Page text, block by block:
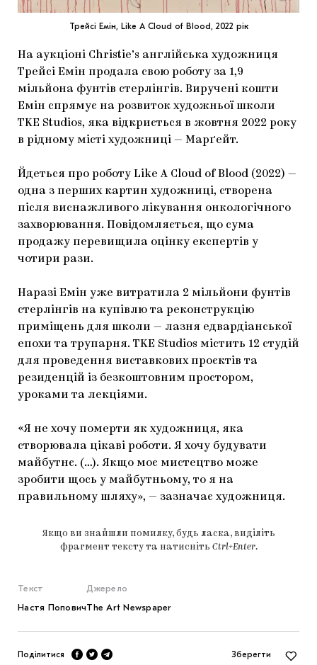
Трейсі Емін, Like A Cloud of Blood, 2022 рік
На аукціоні Christie’s англійська художниця
Трейсі Емін продала свою роботу за 1,9
мільйона фунтів стерлінгів. Виручені кошти
Емін спрямує на розвиток художньої школи
TKE Studios, яка відкриється в жовтня 2022 року
в рідному місті художниці — Марґейт.
Йдеться про роботу Like A Cloud of Blood (2022) —
одна з перших картин художниці, створена
після виснажливого лікування онкологічного
захворювання. Повідомляється, що сума
продажу перевищила оцінку експертів у
чотири рази.
Наразі Емін уже витратила 2 мільйони фунтів
стерлінгів на купівлю та реконструкцію
приміщень для школи — лазня едвардіанської
епохи та трупарня. TKE Studios містить 12 студій
для проведення виставкових проєктів та
резиденцій із безкоштовним простором,
уроками та лекціями.
«Я не хочу померти як художниця, яка
створювала цікаві роботи. Я хочу будувати
майбутнє. (…). Якщо моє мистецтво може
зробити щось у майбутньому, то я на
правильному шляху», — зазначає художниця.
Якщо ви знайшли помилку, будь ласка, виділіть
фрагмент тексту та натисніть Ctrl+Enter.
Текст
Настя Попович
Джерело
The Art Newspaper
Поділитися Зберегти